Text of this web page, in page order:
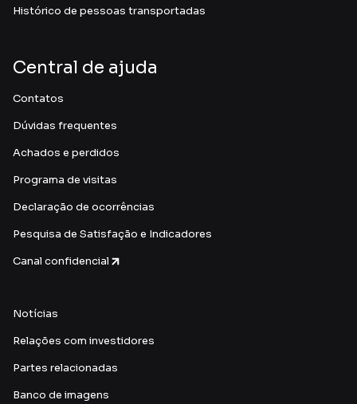
Histórico de pessoas transportadas
Central de ajuda
Contatos
Dúvidas frequentes
Achados e perdidos
Programa de visitas
Declaração de ocorrências
Pesquisa de Satisfação e Indicadores
Canal confidencial
Notícias
Relações com investidores
Partes relacionadas
Banco de imagens